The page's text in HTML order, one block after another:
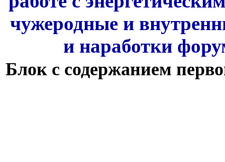
чужеродные и
и наработки
Блок с содержанием